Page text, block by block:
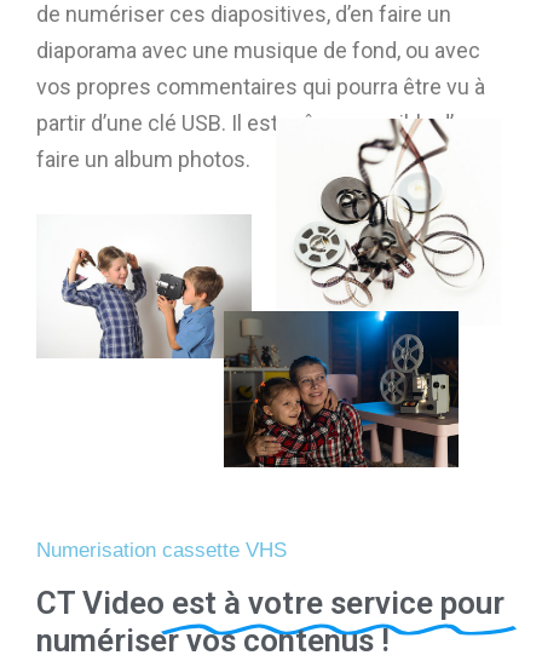
Numerisation cassette VHS
CT Video est à votre service pour
numériser vos contenus !
de numériser ces diapositives, d’en faire un
diaporama avec une musique de fond, ou avec
vos propres commentaires qui pourra être vu à
partir d’une clé USB. Il est même possible d’en
faire un album photos.